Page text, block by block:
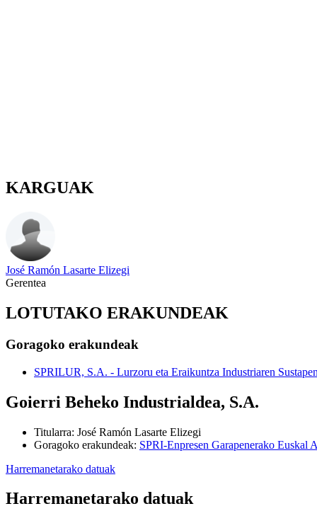
KARGUAK
José Ramón Lasarte Elizegi
Gerentea
LOTUTAKO ERAKUNDEAK
Goragoko erakundeak
SPRILUR, S.A. - Lurzoru eta Eraikuntza Industriaren
Goierri Beheko Industrialdea, S.A.
Titularra: José Ramón Lasarte Elizegi
Goragoko erakundeak: SPRI-Enpresen Garapenerako Euskal
Harremanetarako datuak
Harremanetarako datuak